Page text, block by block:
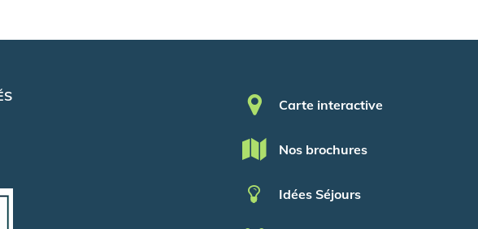
Pied de page
Carte interactive
Nos brochures
Idées Séjours